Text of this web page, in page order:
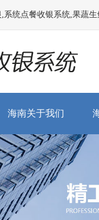
统点餐收银系统,果蔬
海南关于我们